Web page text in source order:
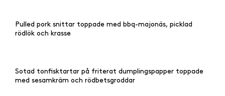
Pulled pork snittar toppade med bbq-majonäs, picklad
rödlök och krasse
Sotad tonfisktartar på friterat dumplingspapper toppade
med sesamkräm och rödbetsgroddar